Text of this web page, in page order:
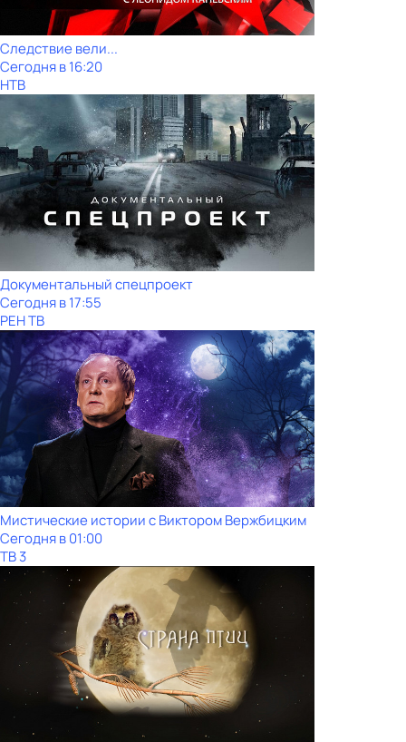
Следствие вели...
Сегодня в 16:20
НТВ
Документальный спецпроект
Сегодня в 17:55
РЕН ТВ
Мистические истории с Виктoром Bержбицким
Сегодня в 01:00
ТВ 3